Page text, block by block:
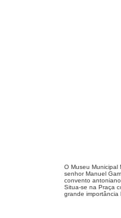
O Museu Municipal
senhor Manuel
convento
Situa-se na Praça
grande importância